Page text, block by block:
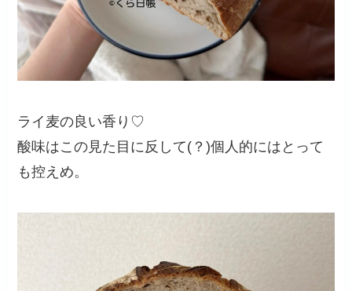
ライ麦の良い香り♡
酸味はこの見た目に反して(？)個人的にはとって
も控えめ。